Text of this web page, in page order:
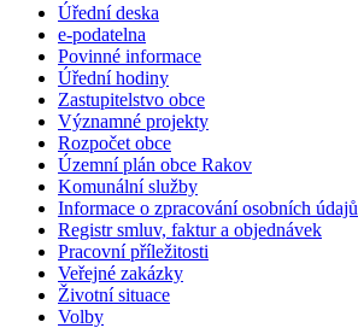
Úřední deska
e-podatelna
Povinné informace
Úřední hodiny
Zastupitelstvo obce
Významné projekty
Rozpočet obce
Územní plán obce Rakov
Komunální služby
Informace o zpracování osobních údajů
Registr smluv, faktur a objednávek
Pracovní příležitosti
Veřejné zakázky
Životní situace
Volby